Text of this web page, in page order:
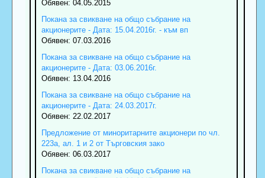
Обявен: 04.05.2015
Покана за свикване на общо събрание на
акционерите - Дата: 15.04.2016г. - към вп
Обявен: 07.03.2016
Покана за свикване на общо събрание на
акционерите - Дата: 03.06.2016г.
Обявен: 13.04.2016
Покана за свикване на общо събрание на
акционерите - Дата: 24.03.2017г.
Обявен: 22.02.2017
Предложение от миноритарните акционери по чл.
223а, ал. 1 и 2 от Търговския зако
Обявен: 06.03.2017
Покана за свикване на общо събрание на